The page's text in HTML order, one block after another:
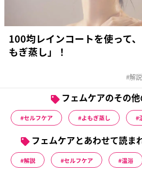
100均レインコートを使って
もぎ蒸し」！
解説
フェムケアのその
セルフケア よもぎ蒸し
フェムケアとあわせて読ま
解説 セルフケア 温浴